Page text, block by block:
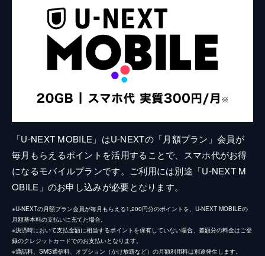
「U-NEXT MOBILE」はU-NEXTの「月額プラン」会員が
毎月もらえるポイントを活用することで、スマホ代がお得
になるモバイルプランです。ご利用には別途「U-NEXT M
OBILE」のお申し込みが必要となります。
※U-NEXTの月額プラン会員が毎月もらえる1,200円分のポイントを、U-NEXT MOBILEの
月額基本料の支払いに充てた場合。
※決済時において支払金額に相当するポイントを保有していない場合、差額分の料金はご登
録のクレジットカードでのお支払いとなります。
※通話料、SMS通信料、オプション（かけ放題など）の月額利用料は別途発生します。